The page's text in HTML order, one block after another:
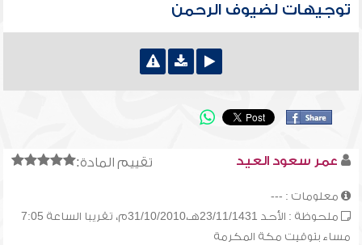
توجيهات لضيوف الرحمن
تقييم المادة: عمر سعود العيد
معلومات : ---
ملحوظة : الأحد 23/11/1431هـ،31/10/2010م، تقريبا الساعة 7:05
مساء بتوقيت مكة المكرمة